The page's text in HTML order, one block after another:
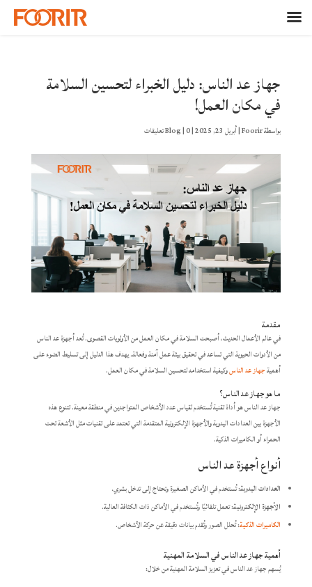
جهاز عد الناس: دليل الخبراء لتحسين السلامة
في مكان العمل!​
بواسطةFoorir
|أبريل 23, 2025 |
Blog|0 تعليقات
مقدمة
في عالم الأعمال الحديث، أصبحت السلامة في مكان العمل من الأولويات القصوى. تُعد أجهزة عد الناس
من الأدوات الحيوية التي تساعد في تحقيق بيئة عمل آمنة وفعالة. يهدف هذا الدليل إلى تسليط الضوء على
أهميةجهاز عد الناسوكيفية استخدامه لتحسين السلامة في مكان العمل.​
ما هوجهاز عد الناس؟
جهاز عد الناس هو أداة تقنية تُستخدم لقياس عدد الأشخاص المتواجدين في منطقة معينة. تتنوع هذه
الأجهزة بين العدادات اليدوية والأجهزة الإلكترونية المتقدمة التي تعتمد على تقنيات مثل الأشعة تحت
الحمراء أو الكاميرات الذكية.​
أنواع أجهزة عد الناس
​العدادات اليدوية: تُستخدم في الأماكن الصغيرة وتحتاج إلى تدخل بشري.
​الأجهزة الإلكترونية: تعمل تلقائيًا وتُستخدم في الأماكن ذات الكثافة العالية.
​الكاميرات الذكية: تُحلل الصور وتُقدم بيانات دقيقة عن حركة الأشخاص.​
أهمية جهاز عد الناس في السلامة المهنية
يُسهم جهاز عد الناس في تعزيز السلامة المهنية من خلال:​